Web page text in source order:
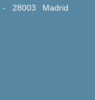
28003 Madrid